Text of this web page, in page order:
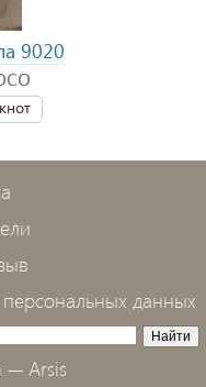
9020
данных
— Arsis